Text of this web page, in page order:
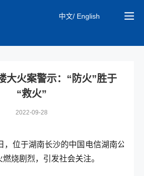
中文/ English
大火案警示：“防火”胜于
“救火”
2022-09-28
，位于湖南长沙的中国电信湖南公司
烧剧烈，引发社会关注。